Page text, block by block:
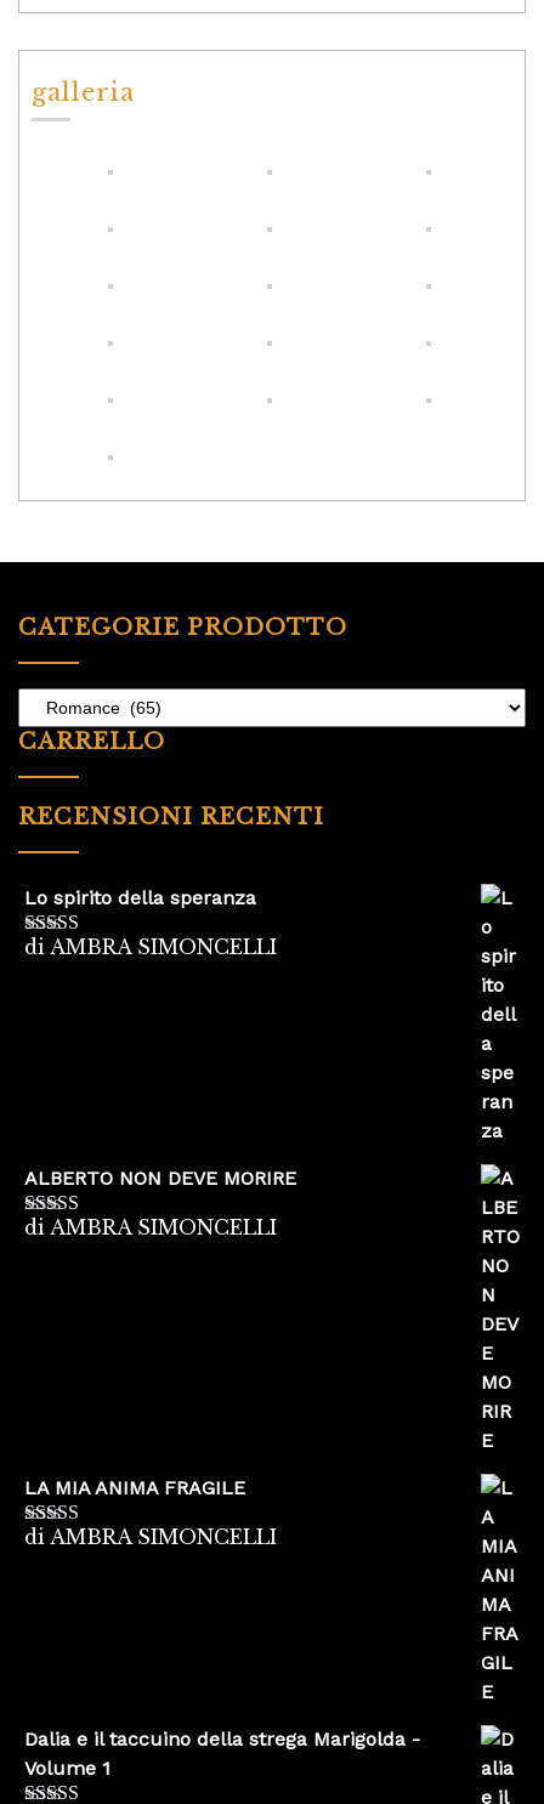
galleria
CATEGORIE PRODOTTO
CARRELLO
RECENSIONI RECENTI
Lo spirito della speranza
Valutato5su
di AMBRA SIMONCELLI
ALBERTO NON DEVE MORIRE
Valutato5su
di AMBRA SIMONCELLI
LA MIA ANIMA FRAGILE
Valutato5su
di AMBRA SIMONCELLI
Dalia e il taccuino della strega Marigolda -
Volume 1